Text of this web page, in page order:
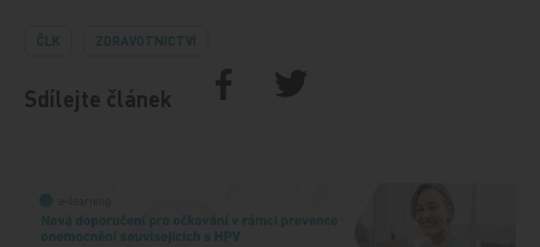
ČLK ZDRAVOTNICTVÍ
Sdílejte článek